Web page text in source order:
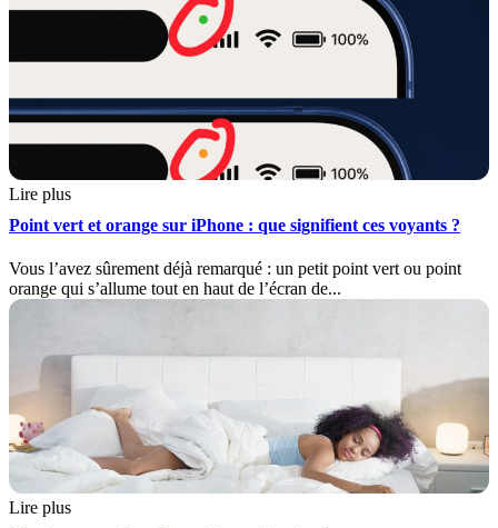
Lire plus
Point vert et orange sur iPhone : que signifient ces voyants ?
Vous l’avez sûrement déjà remarqué : un petit point vert ou point
orange qui s’allume tout en haut de l’écran de...
Lire plus